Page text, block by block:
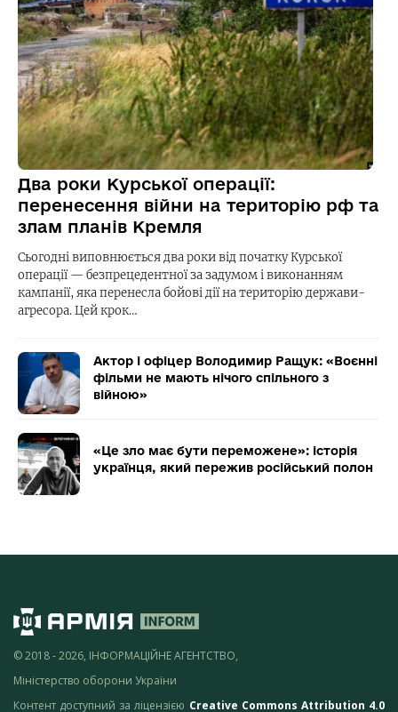
Два роки Курської операції:
перенесення війни на територію рф та
злам планів Кремля
Сьогодні виповнюється два роки від початку Курської
операції — безпрецедентної за задумом і виконанням
кампанії, яка перенесла бойові дії на територію держави-
агресора. Цей крок…
Актор і офіцер Володимир Ращук: «Воєнні
фільми не мають нічого спільного з
війною»
«Це зло має бути переможене»: історія
українця, який пережив російський полон
© 2018 - 2026, ІНФОРМАЦІЙНЕ АГЕНТСТВО,
Міністерство оборони України
Контент доступний за ліцензією Creative Commons Attribution 4.0